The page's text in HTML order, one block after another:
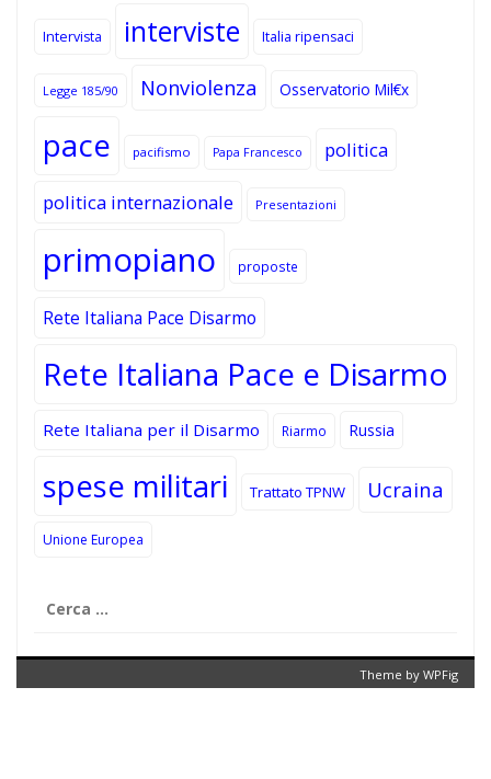
Intervista interviste Italia ripensaci
Legge 185/90 Nonviolenza Osservatorio Mil€x
pace pacifismo Papa Francesco politica
politica internazionale Presentazioni
primopiano proposte
Rete Italiana Pace Disarmo
Rete Italiana Pace e Disarmo
Rete Italiana per il Disarmo Riarmo Russia
spese militari Trattato TPNW Ucraina
Unione Europea
per:
Theme by WPFig